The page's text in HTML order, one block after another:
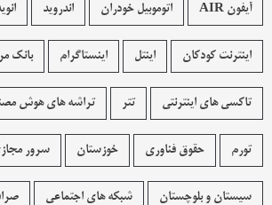
آیفون AIR اتوموبیل خودران اندروید
اینترنت کودکان اینتل اینستاگرام بانک
تاکسی های اینترنتی تتر تراشه های هوش
تورم حقوق فناوری خوزستان سرور
سیستان و بلوچستان شبکه های اجتماعی